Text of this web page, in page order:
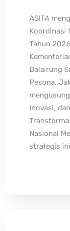
ASITA
Koordinasi
Tahun
Balairung
Pesona,
Inovasi,
Nasional
strategis